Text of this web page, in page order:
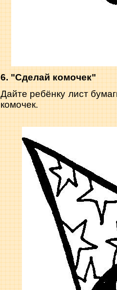
6. "Сделай комочек"
Дайте ребёнку лист
комочек.